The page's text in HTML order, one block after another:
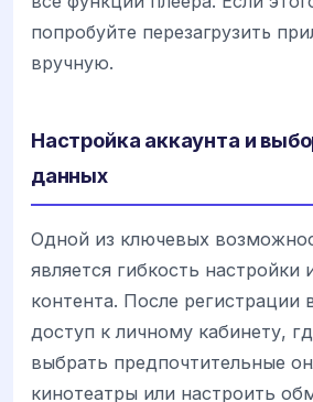
попробуйте перезагрузить
вручную.
Настройка аккаунта и
данных
Одной из ключевых
является гибкость настройки
контента. После регистрации
доступ к личному кабинету,
выбрать предпочтительные
кинотеатры или настроить